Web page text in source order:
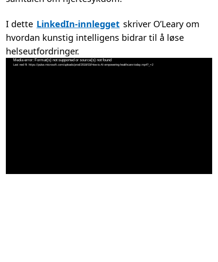
I dette LinkedIn-innlegget skriver O’Leary om
hvordan kunstig intelligens bidrar til å løse
helseutfordringer.
Videoavspiller
Media error: Format(s) not supported or source(s) not found
Last ned fil: https://pulse.microsoft.com/uploads/prod/2018/03/How-is-AI-empowering-healthcare-today.mp4?_=2